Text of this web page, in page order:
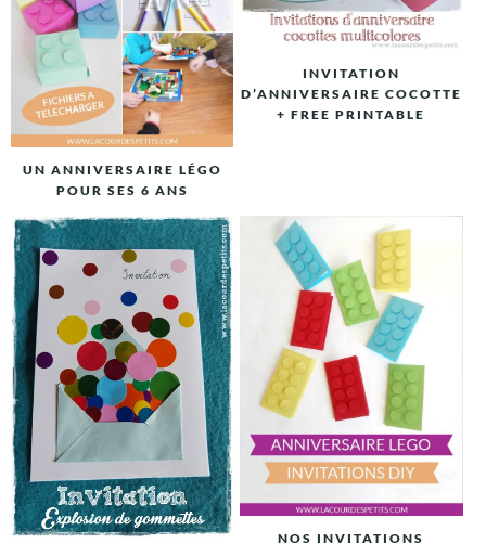
UN ANNIVERSAIRE LÉGO
POUR SES 6 ANS
INVITATION
D’ANNIVERSAIRE COCOTTE
+ FREE PRINTABLE
NOS INVITATIONS